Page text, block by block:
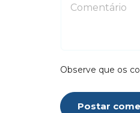
Observe que os
Postar